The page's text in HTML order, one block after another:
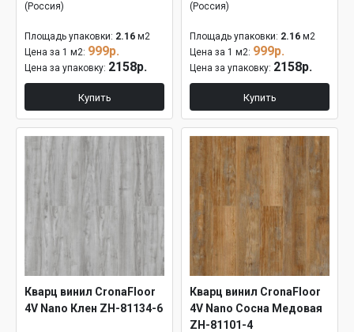
(Россия)
Площадь упаковки: 2.16 м2
Цена за 1 м2: 999р.
Цена за упаковку: 2158р.
Купить
(Россия)
Площадь упаковки: 2.16 м2
Цена за 1 м2: 999р.
Цена за упаковку: 2158р.
Купить
Кварц винил CronaFloor
4V Nano Клен ZH-81134-6
Кварц винил CronaFloor
4V Nano Сосна Медовая
ZH-81101-4